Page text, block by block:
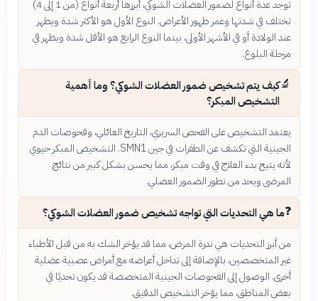
توجد عدة أنواع لضمور العضلات الشوكي، أبرزها أربعة أنواع (من 1 إلى 4)
تختلف في شدتها وعمر ظهور الأعراض. النوع الأول هو الأكثر شدة ويظهر
عند الولادة أو في الأشهر الأولى، بينما النوع الرابع هو الأقل شدة ويظهر في
مرحلة البلوغ.
🔬كيف يتم تشخيص ضمور العضلات الشوكي؟ وما أهمية
التشخيص المبكر؟
يعتمد التشخيص على الفحص السريري، التاريخ العائلي، وفحوصات الدم
الجينية التي تكشف عن الطفرات في جين SMN1. التشخيص المبكر حيوي
لأنه يتيح بدء العلاج في وقت مبكر، مما يحسن بشكل كبير من نتائج
المرضى ويحد من تطور الضمور العضلي.
❓ما هي التحديات التي تواجه تشخيص ضمور العضلات الشوكي؟
من أبرز التحديات هي ندرة المرض، مما قد يؤخر الشك به من قبل الأطباء
غير المتخصصين، بالإضافة إلى تداخل أعراضه مع أمراض عصبية عضلية
أخرى. الوصول إلى الفحوصات الجينية المتخصصة قد يكون تحديًا في
بعض المناطق، مما يؤخر التشخيص الدقيق.